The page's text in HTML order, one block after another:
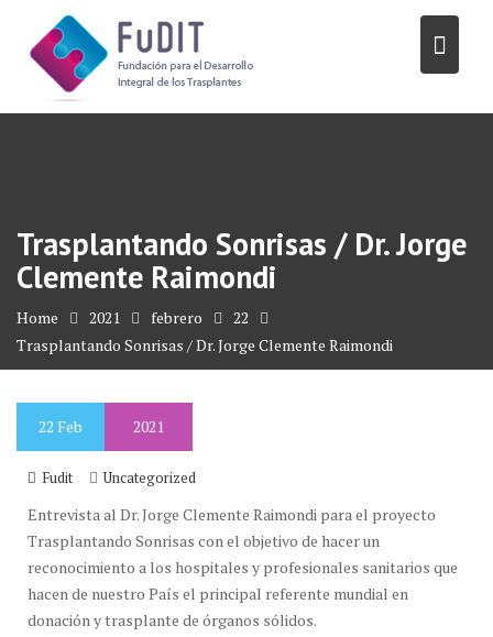
content
Trasplantando Sonrisas / Dr. Jorge
Clemente Raimondi
Home 2021 febrero
22
Trasplantando Sonrisas / Dr. Jorge Clemente Raimondi
22 Feb 2021
Fudit Uncategorized
Entrevista al Dr. Jorge Clemente Raimondi para el proyecto
Trasplantando Sonrisas con el objetivo de hacer un
reconocimiento a los hospitales y profesionales sanitarios que
hacen de nuestro País el principal referente mundial en
donación y trasplante de órganos sólidos.